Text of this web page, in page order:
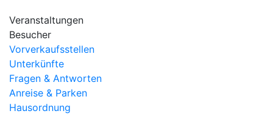
Veranstaltungen
Besucher
Vorverkaufsstellen
Unterkünfte
Fragen & Antworten
Anreise & Parken
Hausordnung